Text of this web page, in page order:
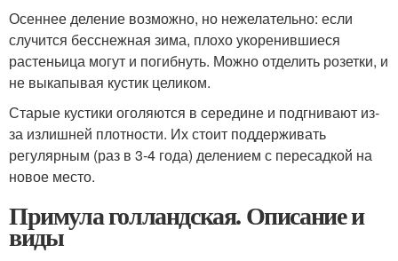
Осеннее деление возможно, но нежелательно: если
случится бесснежная зима, плохо укоренившиеся
растеньица могут и погибнуть. Можно отделить розетки, и
не выкапывая кустик целиком.
Старые кустики оголяются в середине и подгнивают из-
за излишней плотности. Их стоит поддерживать
регулярным (раз в 3-4 года) делением с пересадкой на
новое место.
Примула голландская. Описание и
виды